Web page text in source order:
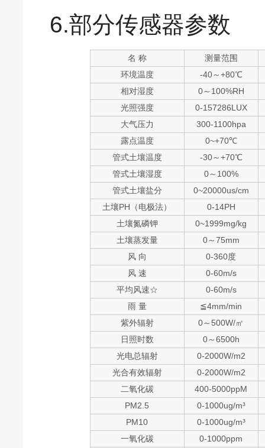
6.部分传感器参数
名 称
测量范围
环境温度
-40～+80℃
相对湿度
0～100%RH
光照强度
0-157286LUX
大气压力
300-1100hpa
露点温度
0~+70℃
管式土壤温度
-30～+70℃
管式土壤湿度
0～100%
管式土壤盐分
0~20000us/cm
土壤PH（电极法）
0-14PH
土壤氮磷钾
0~1999mg/kg
土壤蒸发量
0～75mm
风 向
0-360度
风 速
0-60m/s
平均风速☆
0-60m/s
雨 量
≦4mm/min
紫外辐射
0～500W/㎡
日照时数
0～6500h
光电总辐射
0-2000W/m2
光合有效辐射
0-2000W/m2
二氧化碳
400-5000ppM
PM2.5
0-1000ug/m³
PM10
0-1000ug/m³
一氧化碳
0-1000ppm